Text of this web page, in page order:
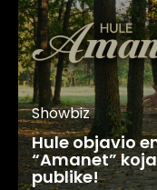
Showbiz
Hule objavio
“Amanet”
publike!